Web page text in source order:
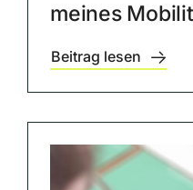
meines
Beitrag lesen